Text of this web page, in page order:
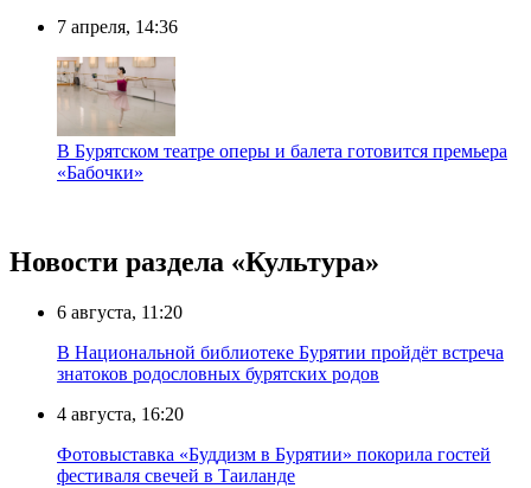
7 апреля, 14:36
В Бурятском театре оперы и балета готовится премьера
«Бабочки»
Новости раздела «Культура»
6 августа, 11:20
В Национальной библиотеке Бурятии пройдёт встреча
знатоков родословных бурятских родов
4 августа, 16:20
Фотовыставка «Буддизм в Бурятии» покорила гостей
фестиваля свечей в Таиланде